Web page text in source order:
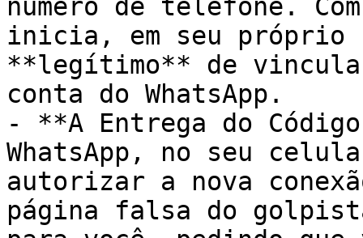
número de telefone.
inicia, em seu próprio
**legítimo** de
conta do WhatsApp.
- **A Entrega do
WhatsApp, no seu
autorizar a nova
página falsa do